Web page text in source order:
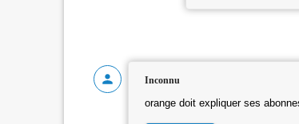
Inconnu
orange doit expliquer ses